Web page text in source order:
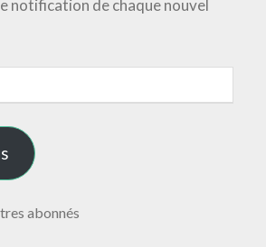
notification de chaque nouvel
abonnés